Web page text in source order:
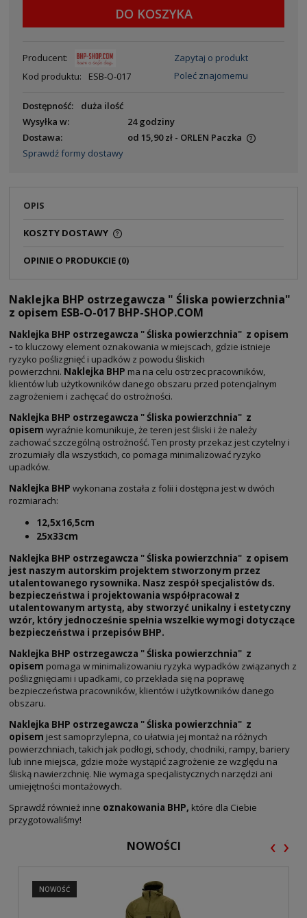
DO KOSZYKA
Producent:
Kod produktu:
ESB-O-017
Zapytaj o produkt
Poleć znajomemu
Dostępność:
duża ilość
Wysyłka w:
24 godziny
Dostawa:
od 15,90 zł - ORLEN Paczka
Sprawdź formy dostawy
OPIS
KOSZTY DOSTAWY
OPINIE O PRODUKCIE (0)
Naklejka BHP ostrzegawcza " Śliska powierzchnia"
z opisem ESB-O-017 BHP-SHOP.COM
Naklejka BHP ostrzegawcza " Śliska powierzchnia" z opisem
- to kluczowy element oznakowania w miejscach, gdzie istnieje
ryzyko poślizgnięć i upadków z powodu śliskich
powierzchni. Naklejka BHP ma na celu ostrzec pracowników,
klientów lub użytkowników danego obszaru przed potencjalnym
zagrożeniem i zachęcać do ostrożności.
Naklejka BHP ostrzegawcza " Śliska powierzchnia" z
opisem wyraźnie komunikuje, że teren jest śliski i że należy
zachować szczególną ostrożność. Ten prosty przekaz jest czytelny i
zrozumiały dla wszystkich, co pomaga minimalizować ryzyko
upadków.
Naklejka BHP wykonana została z folii i dostępna jest w dwóch
rozmiarach:
12,5x16,5cm
25x33cm
Naklejka BHP ostrzegawcza " Śliska powierzchnia" z opisem
jest naszym autorskim projektem stworzonym przez
utalentowanego rysownika. Nasz zespół specjalistów ds.
bezpieczeństwa i projektowania współpracował z
utalentowanym artystą, aby stworzyć unikalny i estetyczny
wzór, który jednocześnie spełnia wszelkie wymogi dotyczące
bezpieczeństwa i przepisów BHP.
Naklejka BHP ostrzegawcza " Śliska powierzchnia" z
opisem pomaga w minimalizowaniu ryzyka wypadków związanych z
poślizgnięciami i upadkami, co przekłada się na poprawę
bezpieczeństwa pracowników, klientów i użytkowników danego
obszaru.
Naklejka BHP ostrzegawcza " Śliska powierzchnia" z
opisem jest samoprzylepna, co ułatwia jej montaż na różnych
powierzchniach, takich jak podłogi, schody, chodniki, rampy, bariery
lub inne miejsca, gdzie może wystąpić zagrożenie ze względu na
śliską nawierzchnię. Nie wymaga specjalistycznych narzędzi ani
umiejętności montażowych.
Sprawdź również inne oznakowania BHP, które dla Ciebie
przygotowaliśmy!
NOWOŚCI
NOWOŚĆ
‹ ›